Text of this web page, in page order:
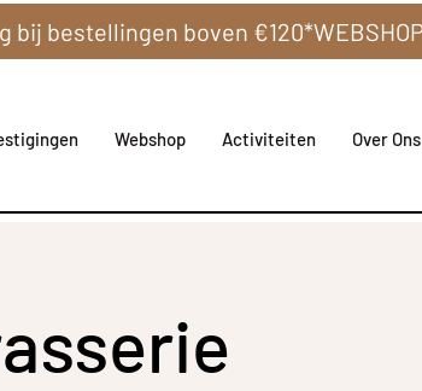
Webshop Activiteiten Over Ons